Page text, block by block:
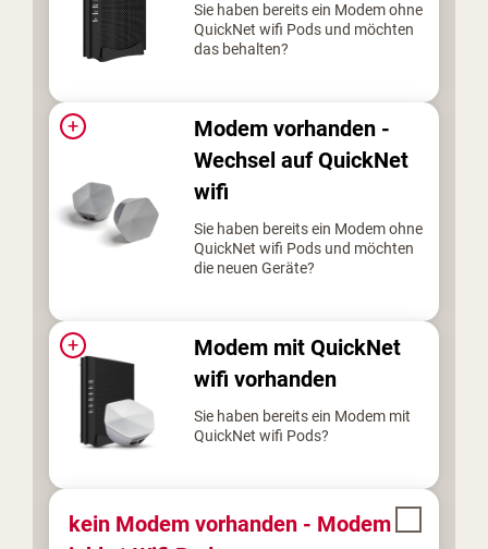
Sie haben bereits ein Modem ohne
QuickNet wifi Pods und möchten
das behalten?
+
Modem vorhanden -
Wechsel auf QuickNet
wifi
Sie haben bereits ein Modem ohne
QuickNet wifi Pods und möchten
die neuen Geräte?
+
Modem mit QuickNet
wifi vorhanden
Sie haben bereits ein Modem mit
QuickNet wifi Pods?
kein Modem vorhanden - Modem